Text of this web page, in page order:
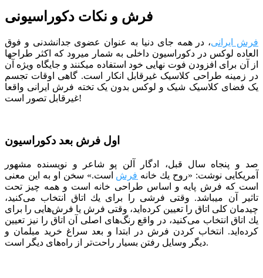
فرش و نکات دکوراسیونی
فرش ایرانی، در همه جای دنیا به عنوان عضوی جدانشدنی و فوق
العاده لوکس در دکوراسیون داخلی به شمار میرود که اکثر طراح­ها
از آن برای افزودن فوت نهایی خود استفاده می­کنند و جایگاه ویژه آن
در زمینه طراحی کلاسیک غیرقابل انکار است. گاهی اوقات تجسم
یک فضای کلاسیک شیک و لوکس بدون یک تخته فرش ایرانی واقعا
غیرقابل تصور است!
اول فرش بعد دکوراسیون
صد و پنجاه سال قبل، ادگار آلن پو شاعر و نویسنده مشهور
آمریکایی نوشت: «روح یك خانه فرش است.» سخن او به این معنی
است كه فرش پایه و اساس طراحی خانه است و همه چیز تحت
تاثیر آن می­باشد. وقتی فرشی را برای یك اتاق انتخاب می‌كنید،
چیدمان كلی اتاق را تعیین كرده‌اید، وقتی فرش یا فرش‌هایی را برای
یك اتاق انتخاب می‌كنید، در واقع رنگ‌های اصلی آن اتاق را نیز تعیین
كرده‌اید. انتخاب کردن فرش در ابتدا و بعد سراغ خرید مبلمان و
دیگر وسایل رفتن بسیار راحت‌تر از راه‌های دیگر است.